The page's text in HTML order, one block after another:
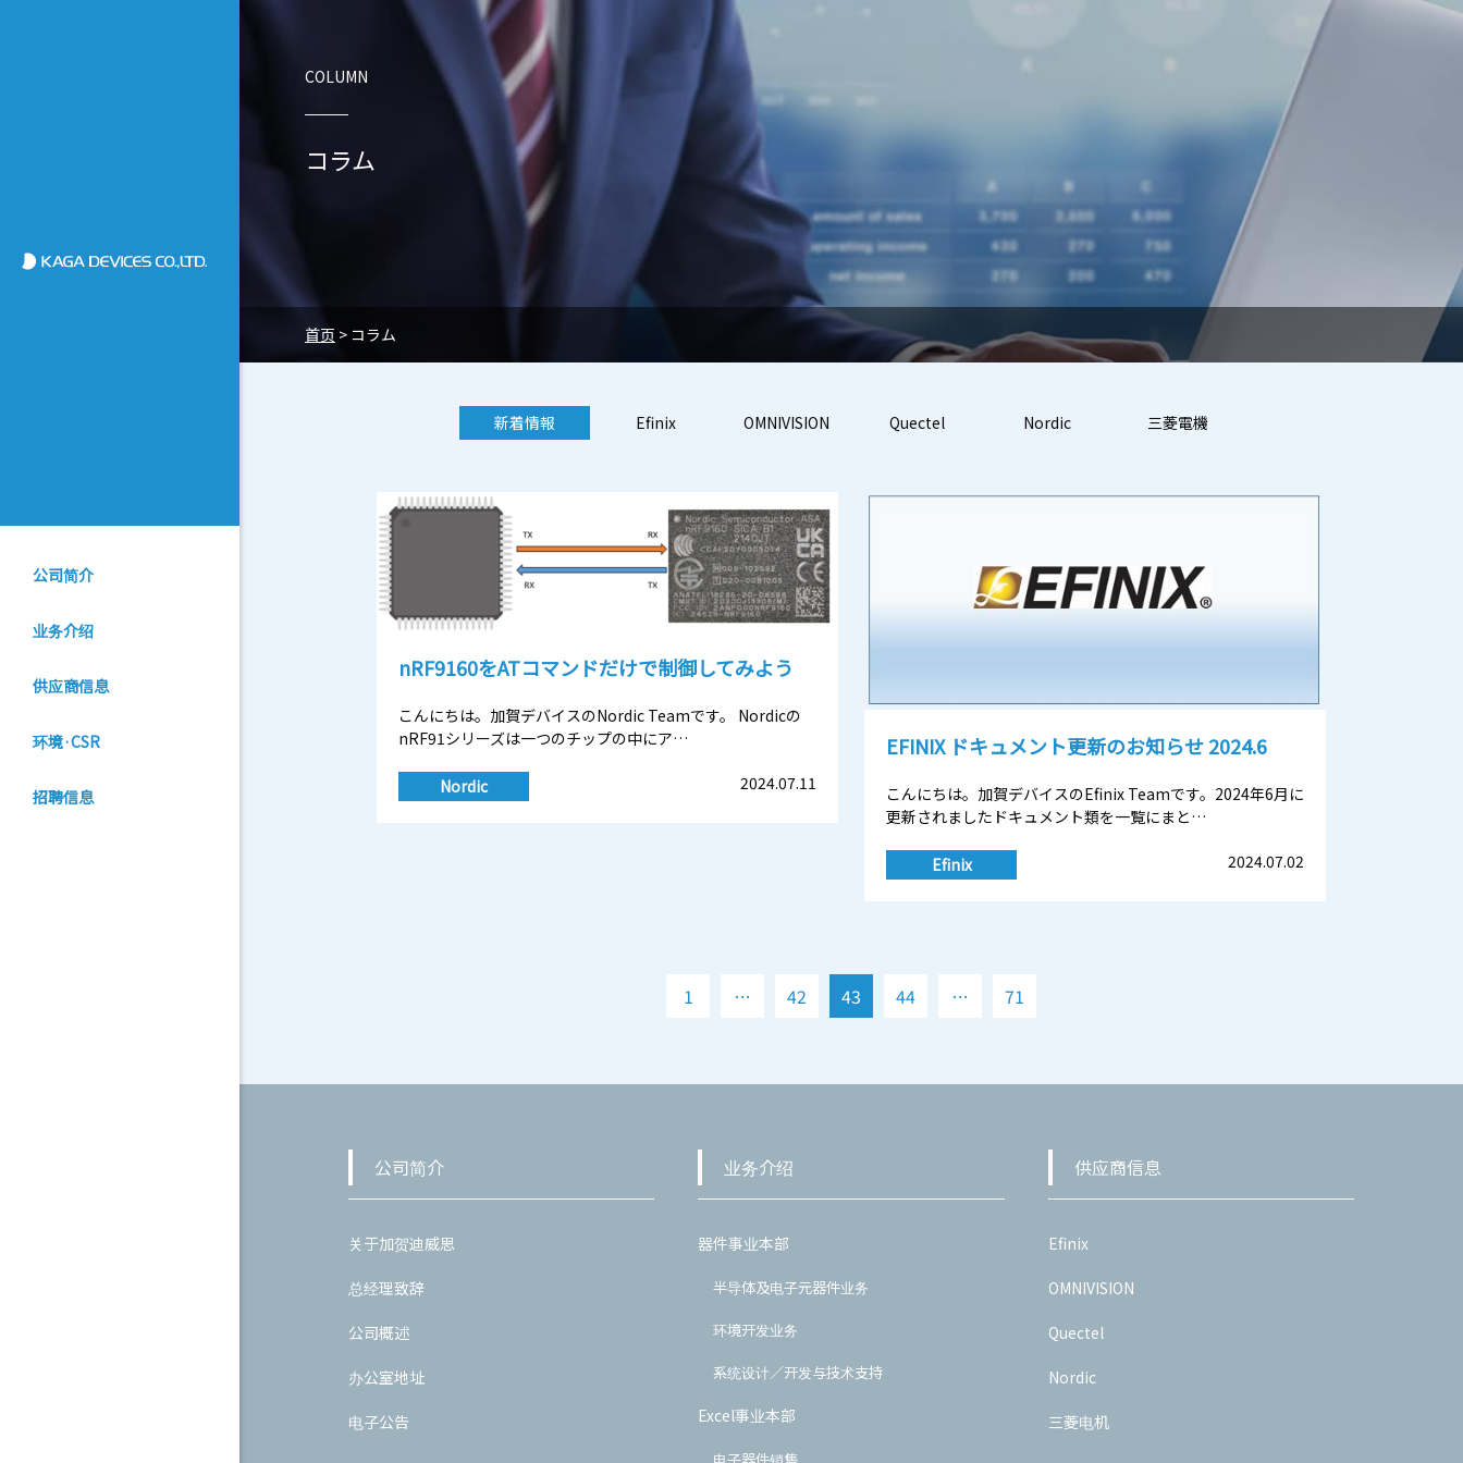
公司简介
业务介绍
供应商信息
环境·CSR
招聘信息
COLUMN
コラム
首页 > コラム
新着情報 Efinix OMNIVISION Quectel Nordic 三菱電機
nRF9160をATコマンドだけで制御してみよう
こんにちは。加賀デバイスのNordic Teamです。 Nordicの
nRF91シリーズは一つのチップの中にア…
Nordic 2024.07.11
EFINIX ドキュメント更新のお知らせ 2024.6
こんにちは。加賀デバイスのEfinix Teamです。2024年6月に
更新されましたドキュメント類を一覧にまと…
Efinix 2024.07.02
1 … 42 43 44 … 71
公司简介
关于加贺迪威思
总经理致辞
公司概述
办公室地址
电子公告
业务介绍
器件事业本部
半导体及电子元器件业务
环境开发业务
系统设计／开发与技术支持
Excel事业本部
供应商信息
Efinix
OMNIVISION
Quectel
Nordic
三菱电机